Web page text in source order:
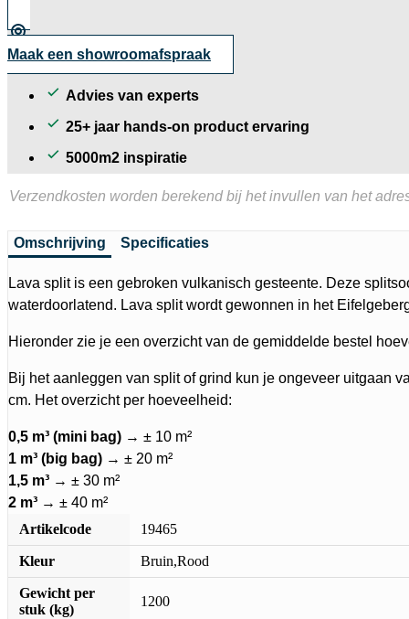
Maak een showroomafspraak
Advies van experts
25+ jaar hands-on product ervaring
5000m2 inspiratie
Verzendkosten worden berekend bij het invullen van het
Omschrijving Specificaties
Lava split is een gebroken vulkanisch gesteente. Deze
waterdoorlatend. Lava split wordt gewonnen in het
Hieronder zie je een overzicht van de gemiddelde bestel
Bij het aanleggen van split of grind kun je ongeveer uitgaan
cm. Het overzicht per hoeveelheid:
0,5 m³ (mini bag) → ± 10 m²
1 m³ (big bag) → ± 20 m²
1,5 m³ → ± 30 m²
2 m³ → ± 40 m²
Artikelcode
19465
Kleur Bruin,Rood
Gewicht per
stuk (kg)
1200